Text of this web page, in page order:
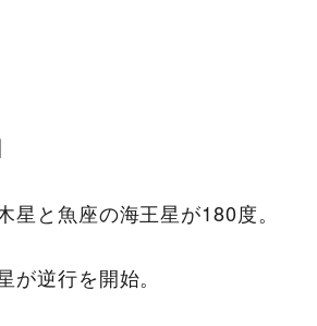
星と魚座の海王星が180度。
が逆行を開始。